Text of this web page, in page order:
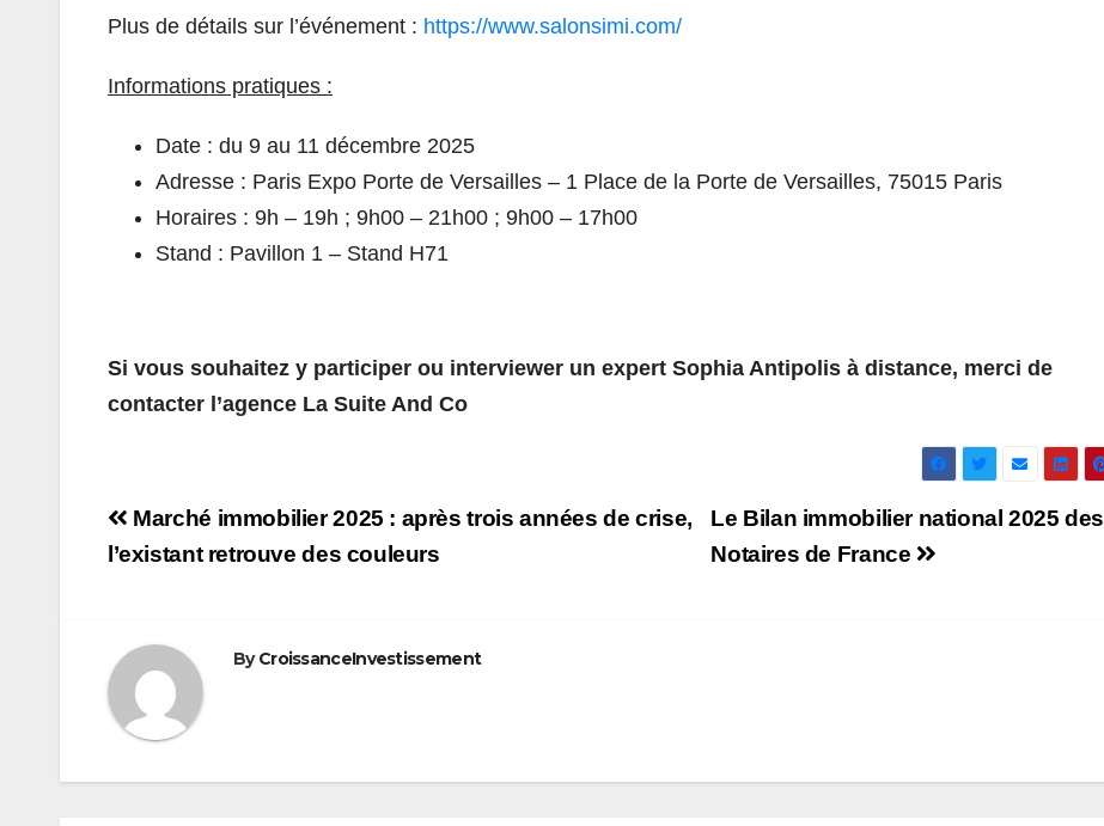
Plus de détails sur l’événement : https://www.salonsimi.com/
Informations pratiques :
Date : du 9 au 11 décembre 2025
Adresse : Paris Expo Porte de Versailles – 1 Place de la Porte de Versailles, 75015 Paris
Horaires : 9h – 19h ; 9h00 – 21h00 ; 9h00 – 17h00
Stand : Pavillon 1 – Stand H71
Si vous souhaitez y participer ou interviewer un expert Sophia Antipolis à distance, merci de
contacter l’agence La Suite And Co
Navigation
de
Le Bilan immobilier national 2025 des
Notaires de France
Marché immobilier 2025 : après trois années de crise,
l’existant retrouve des couleurs
ByCroissanceInvestissement